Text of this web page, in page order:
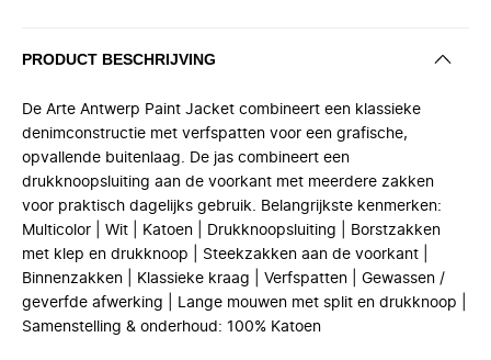
PRODUCT BESCHRIJVING
De Arte Antwerp Paint Jacket combineert een klassieke
denimconstructie met verfspatten voor een grafische,
opvallende buitenlaag. De jas combineert een
drukknoopsluiting aan de voorkant met meerdere zakken
voor praktisch dagelijks gebruik. Belangrijkste kenmerken:
Multicolor | Wit | Katoen | Drukknoopsluiting | Borstzakken
met klep en drukknoop | Steekzakken aan de voorkant |
Binnenzakken | Klassieke kraag | Verfspatten | Gewassen /
geverfde afwerking | Lange mouwen met split en drukknoop |
Samenstelling & onderhoud: 100% Katoen